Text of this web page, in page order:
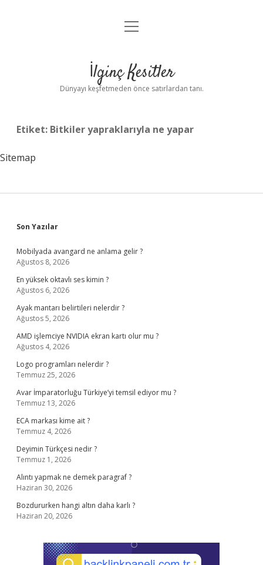
Anasayfa
Yasal Uyarı
menüyü
İlginç Kesitler
Dünyayı keşfetmeden önce satırlardan tanı.
Etiket: Bitkiler yapraklarıyla ne yapar
Sitemap
Sidebar
Son Yazılar
Mobilyada avangard ne anlama gelir ?
Ağustos 8, 2026
En yüksek oktavlı ses kimin ?
Ağustos 6, 2026
Ayak mantarı belirtileri nelerdir ?
Ağustos 5, 2026
AMD işlemciye NVIDIA ekran kartı olur mu ?
Ağustos 4, 2026
Logo programları nelerdir ?
Temmuz 25, 2026
Avar İmparatorluğu Türkiye’yi temsil ediyor mu ?
Temmuz 13, 2026
ECA markası kime ait ?
Temmuz 4, 2026
Deyimin Türkçesi nedir ?
Temmuz 1, 2026
Alıntı yapmak ne demek paragraf ?
Haziran 30, 2026
Bozdururken hangi altın daha karlı ?
Haziran 20, 2026